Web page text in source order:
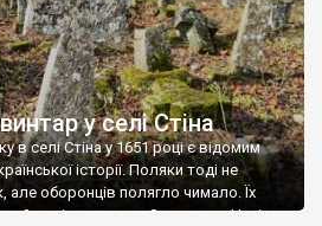
у селі Стіна
в селі Стіна у 1651 році є відомим
історії. Поляки тоді не
але оборонців полягло чимало. Їх
тоді називався Замковим. Нині на